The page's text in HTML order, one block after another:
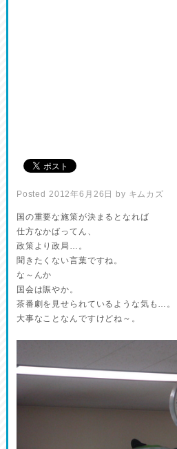
Posted 2012年6月26日 by キムカズ
国の重要な施策が決まるとなれば
仕方なかばってん、
政策より政局…。
聞きたくない言葉ですね。
な～んか
国会は賑やか。
茶番劇を見せられているような気も…。
大事なことなんですけどね～。